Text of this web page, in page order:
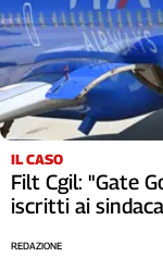
IL CASO
Filt Cgil: "Gate
iscritti ai
REDAZIONE